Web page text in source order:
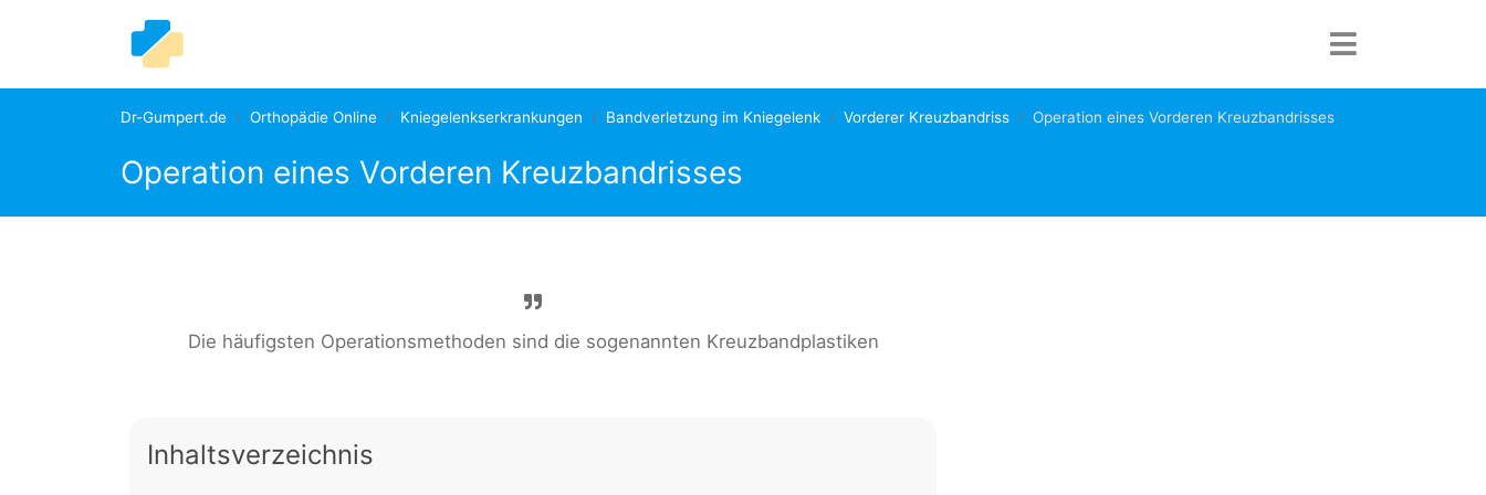
Dr-Gumpert.de Orthopädie Online Kniegelenkserkrankungen Bandverletzung im Kniegelenk Vorderer Kreuzbandriss Operation eines Vorderen Kreuzbandrisses
Operation eines Vorderen Kreuzbandrisses
Die häufigsten Operationsmethoden sind die sogenannten Kreuzbandplastiken
Inhaltsverzeichnis